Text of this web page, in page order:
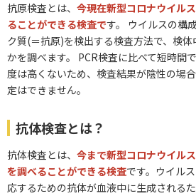
抗原検査とは、 今現在新型コロナウイル
ることができる検査です。 ウイルスの構
ク質(＝抗原)を検出する検査方法で、検
かを調べます。 PCR検査に比べて短時間
度は高くないため、検査結果が陰性の場
定はできません。
抗体検査とは？
抗体検査とは、 今まで新型コロナウイル
を調べることができる検査です。ウイル
応するための抗体が血液中に生成される